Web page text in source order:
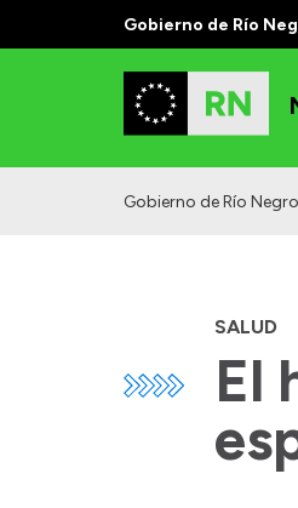
Gobierno de Río
Gobierno de Río Negro
SALUD
El